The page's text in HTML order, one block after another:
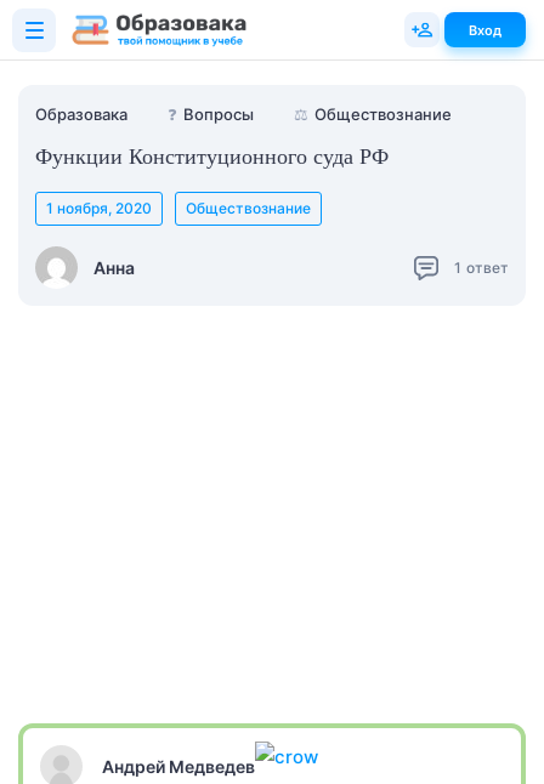
Образовака ❓ Вопросы ⚖️ Обществознание
Функции Конституционного суда РФ
Анна
1 ноября, 2020 Обществознание
1 ответ
Андрей Медведев
Вход